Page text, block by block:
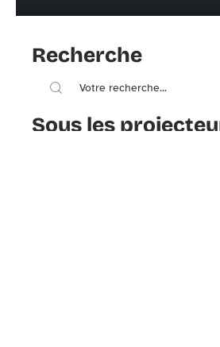
Recherche
Sous les